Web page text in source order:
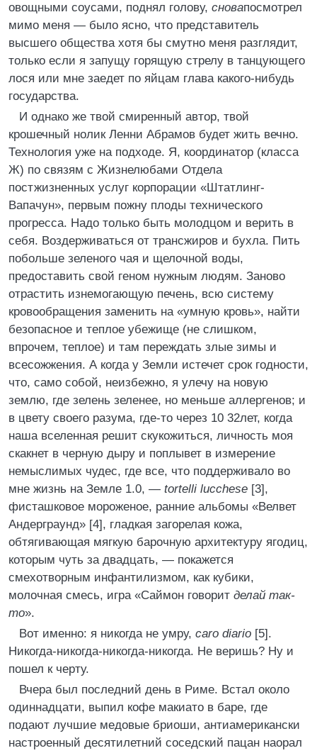
овощными соусами, поднял голову, сновапосмотрел
мимо меня — было ясно, что представитель
высшего общества хотя бы смутно меня разглядит,
только если я запущу горящую стрелу в танцующего
лося или мне заедет по яйцам глава какого-нибудь
государства.
И однако же твой смиренный автор, твой
крошечный нолик Ленни Абрамов будет жить вечно.
Технология уже на подходе. Я, координатор (класса
Ж) по связям с Жизнелюбами Отдела
постжизненных услуг корпорации «Штатлинг-
Вапачун», первым пожну плоды технического
прогресса. Надо только быть молодцом и верить в
себя. Воздерживаться от трансжиров и бухла. Пить
побольше зеленого чая и щелочной воды,
предоставить свой геном нужным людям. Заново
отрастить изнемогающую печень, всю систему
кровообращения заменить на «умную кровь», найти
безопасное и теплое убежище (не слишком,
впрочем, теплое) и там переждать злые зимы и
всесожжения. А когда у Земли истечет срок годности,
что, само собой, неизбежно, я улечу на новую
землю, где зелень зеленее, но меньше аллергенов; и
в цвету своего разума, где-то через 10 32лет, когда
наша вселенная решит скукожиться, личность моя
скакнет в черную дыру и поплывет в измерение
немыслимых чудес, где все, что поддерживало во
мне жизнь на Земле 1.0, — tortelli lucchese [3],
фисташковое мороженое, ранние альбомы «Велвет
Андерграунд» [4], гладкая загорелая кожа,
обтягивающая мягкую барочную архитектуру ягодиц,
которым чуть за двадцать, — покажется
смехотворным инфантилизмом, как кубики,
молочная смесь, игра «Саймон говорит делай так-
то».
Вот именно: я никогда не умру, caro diario [5].
Никогда-никогда-никогда-никогда. Не веришь? Ну и
пошел к черту.
Вчера был последний день в Риме. Встал около
одиннадцати, выпил кофе макиато в баре, где
подают лучшие медовые бриоши, антиамерикански
настроенный десятилетний соседский пацан наорал